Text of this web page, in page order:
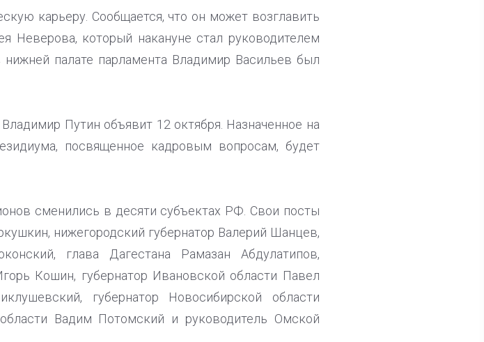
карьеру. Сообщается, что он может возглавить
Неверова, который накануне стал руководителем
палате парламента Владимир Васильев был
Путин объявит 12 октября. Назначенное на
посвященное кадровым вопросам, будет
сменились в десяти субъектах РФ. Свои посты
нижегородский губернатор Валерий Шанцев,
глава Дагестана Рамазан Абдулатипов,
Кошин, губернатор Ивановской области Павел
губернатор Новосибирской области
Вадим Потомский и руководитель Омской